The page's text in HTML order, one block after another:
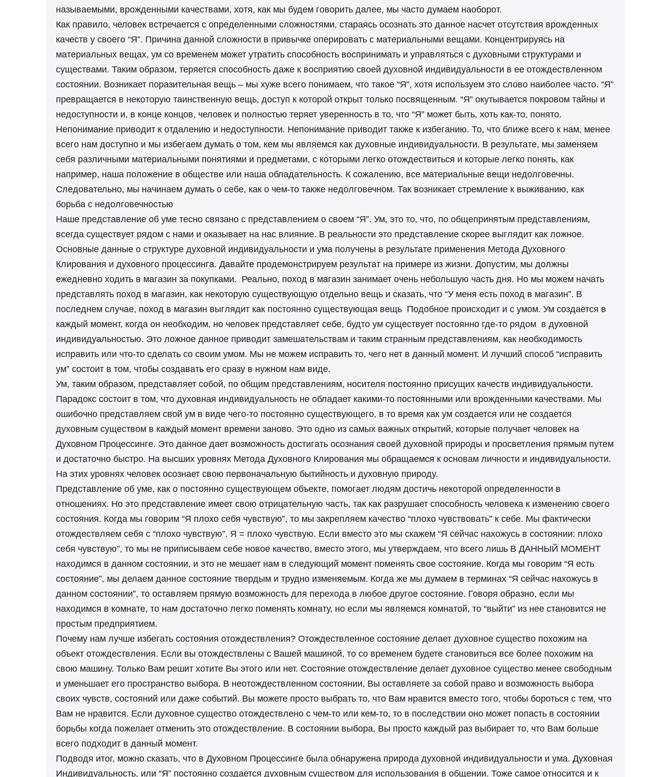
называемыми, врожденными качествами, хотя, как мы будем говорить далее, мы часто думаем наоборот.
Как правило, человек встречается с определенными сложностями, стараясь осознать это данное насчет отсутствия врожденных
качеств у своего “Я”. Причина данной сложности в привычке оперировать с материальными вещами. Концентрируясь на
материальных вещах, ум со временем может утратить способность воспринимать и управляться с духовными структурами и
существами. Таким образом, теряется способность даже к восприятию своей духовной индивидуальности в ее отождествленном
состоянии. Возникает поразительная вещь – мы хуже всего понимаем, что такое “Я”, хотя используем это слово наиболее часто. “Я”
превращается в некоторую таинственную вещь, доступ к которой открыт только посвященным. “Я” окутывается покровом тайны и
недоступности и, в конце концов, человек и полностью теряет уверенность в то, что “Я” может быть, хоть как-то, понято.
Непонимание приводит к отдалению и недоступности. Непонимание приводит также к избеганию. То, что ближе всего к нам, менее
всего нам доступно и мы избегаем думать о том, кем мы являемся как духовные индивидуальности. В результате, мы заменяем
себя различными материальными понятиями и предметами, с которыми легко отождествиться и которые легко понять, как
например, наша положение в обществе или наша обладательность. К сожалению, все материальные вещи недолговечны.
Следовательно, мы начинаем думать о себе, как о чем-то также недолговечном. Так возникает стремление к выживанию, как
борьба с недолговечностью
Наше представление об уме тесно связано с представлением о своем “Я”. Ум, это то, что, по общепринятым представлениям,
всегда существует рядом с нами и оказывает на нас влияние. В реальности это представление скорее выглядит как ложное.
Основные данные о структуре духовной индивидуальности и ума получены в результате применения Метода Духовного
Клирования и духовного процессинга. Давайте продемонстрируем результат на примере из жизни. Допустим, мы должны
ежедневно ходить в магазин за покупками. Реально, поход в магазин занимает очень небольшую часть дня. Но мы можем начать
представлять поход в магазин, как некоторую существующую отдельно вещь и сказать, что “У меня есть поход в магазин”. В
последнем случае, поход в магазин выглядит как постоянно существующая вещь Подобное происходит и с умом. Ум создается в
каждый момент, когда он необходим, но человек представляет себе, будто ум существует постоянно где-то рядом в духовной
индивидуальностью. Это ложное данное приводит замешательствам и таким странным представлениям, как необходимость
исправить или что-то сделать со своим умом. Мы не можем исправить то, чего нет в данный момент. И лучший способ “исправить
ум” состоит в том, чтобы создавать его сразу в нужном нам виде.
Ум, таким образом, представляет собой, по общим представлениям, носителя постоянно присущих качеств индивидуальности.
Парадокс состоит в том, что духовная индивидуальность не обладает какими-то постоянными или врожденными качествами. Мы
ошибочно представляем свой ум в виде чего-то постоянно существующего, в то время как ум создается или не создается
духовным существом в каждый момент времени заново. Это одно из самых важных открытий, которые получает человек на
Духовном Процессинге. Это данное дает возможность достигать осознания своей духовной природы и просветления прямым путем
и достаточно быстро. На высших уровнях Метода Духовного Клирования мы обращаемся к основам личности и индивидуальности.
На этих уровнях человек осознает свою первоначальную бытийность и духовную природу.
Представление об уме, как о постоянно существующем объекте, помогает людям достичь некоторой определенности в
отношениях. Но это представление имеет свою отрицательную часть, так как разрушает способность человека к изменению своего
состояния. Когда мы говорим “Я плохо себя чувствую”, то мы закрепляем качество “плохо чувствовать” к себе. Мы фактически
отождествляем себя с “плохо чувствую”. Я = плохо чувствую. Если вместо это мы скажем “Я сейчас нахожусь в состоянии: плохо
себя чувствую”, то мы не приписываем себе новое качество, вместо этого, мы утверждаем, что всего лишь В ДАННЫЙ МОМЕНТ
находимся в данном состоянии, и это не мешает нам в следующий момент поменять свое состояние. Когда мы говорим “Я есть
состояние”, мы делаем данное состояние твердым и трудно изменяемым. Когда же мы думаем в терминах “Я сейчас нахожусь в
данном состоянии”, то оставляем прямую возможность для перехода в любое другое состояние. Говоря образно, если мы
находимся в комнате, то нам достаточно легко поменять комнату, но если мы являемся комнатой, то “выйти” из нее становится не
простым предприятием.
Почему нам лучше избегать состояния отождествления? Отождествленное состояние делает духовное существо похожим на
объект отождествления. Если вы отождествлены с Вашей машиной, то со временем будете становиться все более похожим на
свою машину. Только Вам решит хотите Вы этого или нет. Состояние отождествление делает духовное существо менее свободным
и уменьшает его пространство выбора. В неотождествленном состоянии, Вы оставляете за собой право и возможность выбора
своих чувств, состояний или даже событий. Вы можете просто выбрать то, что Вам нравится вместо того, чтобы бороться с тем, что
Вам не нравится. Если духовное существо отождествлено с чем-то или кем-то, то в последствии оно может попасть в состоянии
борьбы когда пожелает отменить это отождествление. В состоянии выбора, Вы просто каждый раз выбирает то, что Вам больше
всего подходит в данный момент.
Подводя итог, можно сказать, что в Духовном Процессинге была обнаружена природа духовной индивидуальности и ума. Духовная
Индивидуальность, или “Я” постоянно создается духовным существом для использования в общении. Тоже самое относится и к